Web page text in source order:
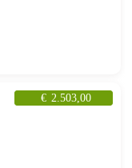
€ 2.503,00